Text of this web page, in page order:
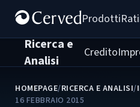
Prodotti
Ricerca e
Analisi
Credito
HOMEPAGE/RICERCA E ANALISI/
16 FEBBRAIO 2015